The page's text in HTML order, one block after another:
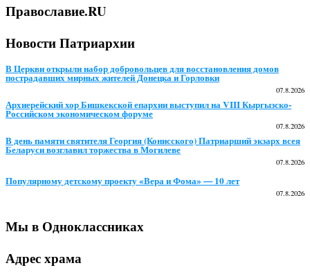
Православие.RU
Новости Патриархии
В Церкви открыли набор добровольцев для восстановления домов
пострадавших мирных жителей Донецка и Горловки
07.8.2026
Архиерейский хор Бишкекской епархии выступил на VIII Кыргызско-
Российском экономическом форуме
07.8.2026
В день памяти святителя Георгия (Конисского) Патриарший экзарх всея
Беларуси возглавил торжества в Могилеве
07.8.2026
Популярному детскому проекту «Вера и Фома» — 10 лет
07.8.2026
Мы в Одноклассниках
Адрес храма